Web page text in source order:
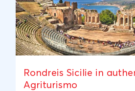
Rondreis Sicilie in
Agriturismo